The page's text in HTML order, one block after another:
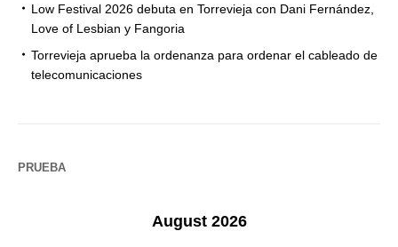
Low Festival 2026 debuta en Torrevieja con Dani Fernández,
Love of Lesbian y Fangoria
Torrevieja aprueba la ordenanza para ordenar el cableado de
telecomunicaciones
PRUEBA
August 2026